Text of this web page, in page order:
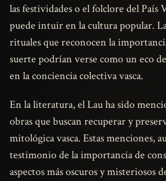
las festividades o el folclore del País
puede intuir en la cultura popular.
rituales que reconocen la
suerte podrían verse como un eco
en la conciencia colectiva vasca.
En la literatura, el Lau ha sido
obras que buscan recuperar y
mitológica vasca. Estas menciones,
testimonio de la importancia de
aspectos más oscuros y misteriosos